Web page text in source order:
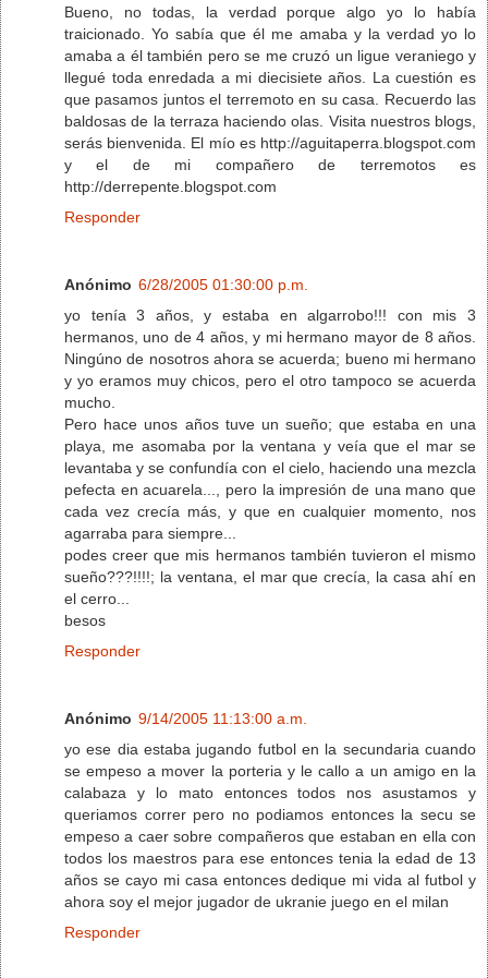
Bueno, no todas, la verdad porque algo yo lo había
traicionado. Yo sabía que él me amaba y la verdad yo lo
amaba a él también pero se me cruzó un ligue veraniego y
llegué toda enredada a mi diecisiete años. La cuestión es
que pasamos juntos el terremoto en su casa. Recuerdo las
baldosas de la terraza haciendo olas. Visita nuestros blogs,
serás bienvenida. El mío es http://aguitaperra.blogspot.com
y el de mi compañero de terremotos es
http://derrepente.blogspot.com
Responder
Anónimo 6/28/2005 01:30:00 p.m.
yo tenía 3 años, y estaba en algarrobo!!! con mis 3
hermanos, uno de 4 años, y mi hermano mayor de 8 años.
Ningúno de nosotros ahora se acuerda; bueno mi hermano
y yo eramos muy chicos, pero el otro tampoco se acuerda
mucho.
Pero hace unos años tuve un sueño; que estaba en una
playa, me asomaba por la ventana y veía que el mar se
levantaba y se confundía con el cielo, haciendo una mezcla
pefecta en acuarela..., pero la impresión de una mano que
cada vez crecía más, y que en cualquier momento, nos
agarraba para siempre...
podes creer que mis hermanos también tuvieron el mismo
sueño???!!!!; la ventana, el mar que crecía, la casa ahí en
el cerro...
besos
Responder
Anónimo 9/14/2005 11:13:00 a.m.
yo ese dia estaba jugando futbol en la secundaria cuando
se empeso a mover la porteria y le callo a un amigo en la
calabaza y lo mato entonces todos nos asustamos y
queriamos correr pero no podiamos entonces la secu se
empeso a caer sobre compañeros que estaban en ella con
todos los maestros para ese entonces tenia la edad de 13
años se cayo mi casa entonces dedique mi vida al futbol y
ahora soy el mejor jugador de ukranie juego en el milan
Responder